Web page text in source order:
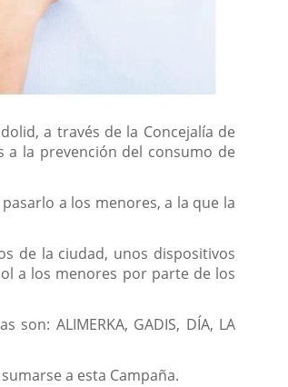
a través de la Concejalía de
a la prevención del consumo de
a los menores, a la que la
de la ciudad, unos dispositivos
a los menores por parte de los
ALIMERKA, GADIS, DÍA, LA
a esta Campaña.